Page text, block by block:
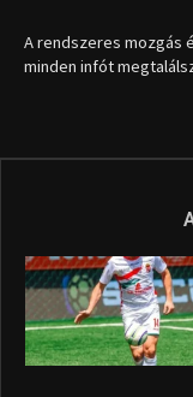
A rendszeres mozgás
minden infót